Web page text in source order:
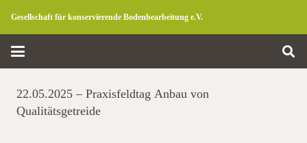
Gesellschaft für konservierende Bodenbearbeitung e.V.
22.05.2025 – Praxisfeldtag Anbau von
Qualitätsgetreide